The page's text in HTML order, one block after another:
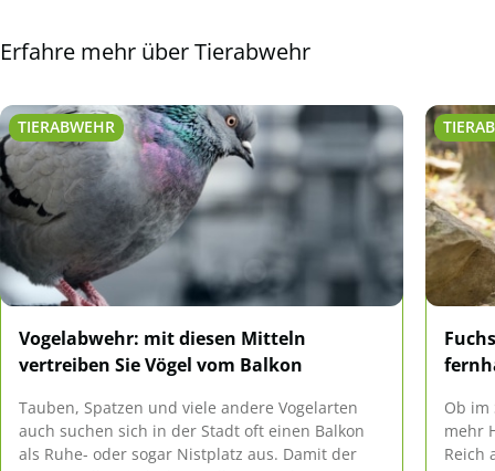
Erfahre mehr über Tierabwehr
TIERABWEHR
Vogelabwehr: mit diesen Mitteln
vertreiben Sie Vögel vom Balkon
Tauben, Spatzen und viele andere Vogelarten
auch suchen sich in der Stadt oft einen Balkon
als Ruhe- oder sogar Nistplatz aus. Damit der
Ob im
mehr
Reich